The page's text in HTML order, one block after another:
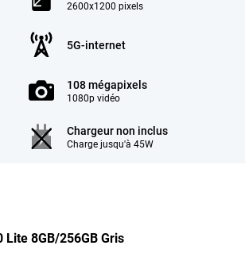
2600x1200 pixels
5G-internet
108 mégapixels
1080p vidéo
Chargeur non inclus
Charge jusqu'à 45W
8GB/256GB Gris